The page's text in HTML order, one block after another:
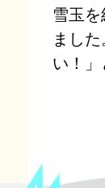
雪玉
まし
い！」